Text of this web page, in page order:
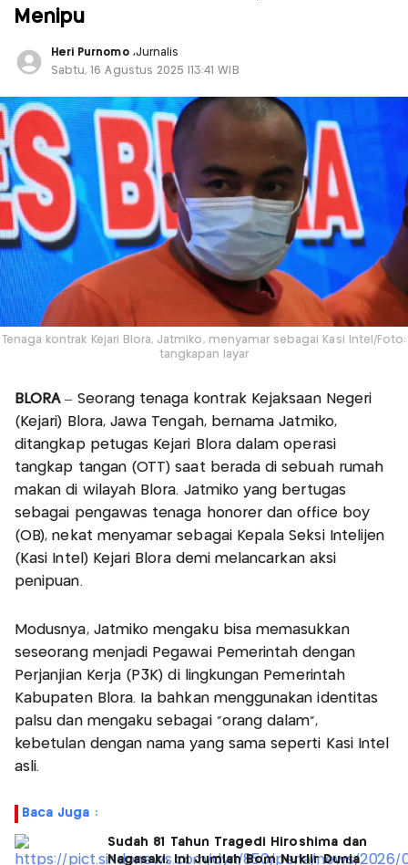
Menipu
Heri Purnomo ,Jurnalis
Sabtu, 16 Agustus 2025 |13:41 WIB
Tenaga kontrak Kejari Blora, Jatmiko, menyamar sebagai Kasi Intel/Foto:
tangkapan layar
BLORA– Seorang tenaga kontrak Kejaksaan Negeri
(Kejari) Blora, Jawa Tengah, bernama Jatmiko,
ditangkap petugas Kejari Blora dalam operasi
tangkap tangan (OTT) saat berada di sebuah rumah
makan di wilayah Blora. Jatmiko yang bertugas
sebagai pengawas tenaga honorer dan office boy
(OB), nekat menyamar sebagai Kepala Seksi Intelijen
(Kasi Intel) Kejari Blora demi melancarkan aksi
penipuan.
Modusnya, Jatmiko mengaku bisa memasukkan
seseorang menjadi Pegawai Pemerintah dengan
Perjanjian Kerja (P3K) di lingkungan Pemerintah
Kabupaten Blora. Ia bahkan menggunakan identitas
palsu dan mengaku sebagai “orang dalam”,
kebetulan dengan nama yang sama seperti Kasi Intel
asli.
Baca Juga :
Sudah 81 Tahun Tragedi Hiroshima dan
Nagasaki, Ini Jumlah Bom Nuklir Dunia